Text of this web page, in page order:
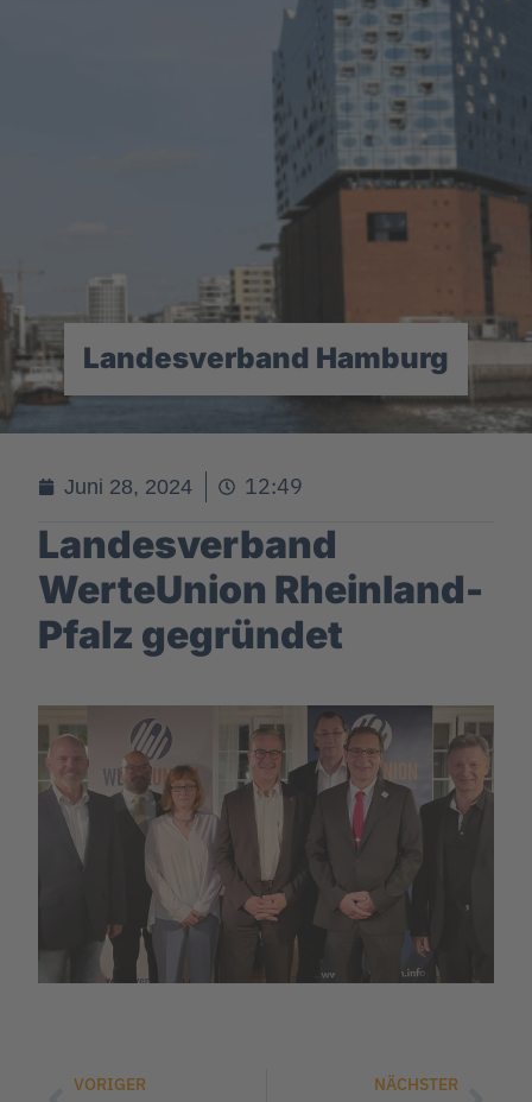
Landesverband Hamburg
Juni 28, 2024 12:49
Landesverband
WerteUnion Rheinland-
Pfalz gegründet
VORIGER
NÄCHSTER